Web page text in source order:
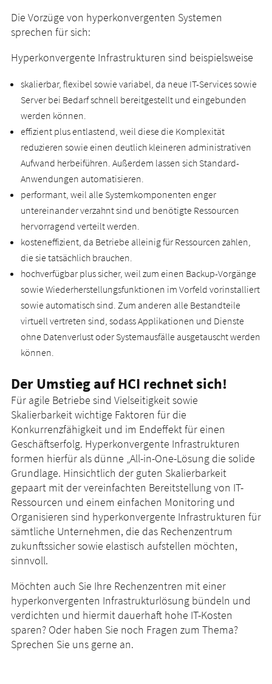
Die Vorzüge von hyperkonvergenten Systemen
sprechen für sich:
Hyperkonvergente Infrastrukturen sind beispielsweise
skalierbar, flexibel sowie variabel, da neue IT-Services sowie
Server bei Bedarf schnell bereitgestellt und eingebunden
werden können.
effizient plus entlastend, weil diese die Komplexität
reduzieren sowie einen deutlich kleineren administrativen
Aufwand herbeiführen. Außerdem lassen sich Standard-
Anwendungen automatisieren.
performant, weil alle Systemkomponenten enger
untereinander verzahnt sind und benötigte Ressourcen
hervorragend verteilt werden.
kosteneffizient, da Betriebe alleinig für Ressourcen zahlen,
die sie tatsächlich brauchen.
hochverfügbar plus sicher, weil zum einen Backup-Vorgänge
sowie Wiederherstellungsfunktionen im Vorfeld vorinstalliert
sowie automatisch sind. Zum anderen alle Bestandteile
virtuell vertreten sind, sodass Applikationen und Dienste
ohne Datenverlust oder Systemausfälle ausgetauscht werden
können.
Der Umstieg auf HCI rechnet sich!
Für agile Betriebe sind Vielseitigkeit sowie
Skalierbarkeit wichtige Faktoren für die
Konkurrenzfähigkeit und im Endeffekt für einen
Geschäftserfolg. Hyperkonvergente Infrastrukturen
formen hierfür als dünne „All-in-One-Lösung die solide
Grundlage. Hinsichtlich der guten Skalierbarkeit
gepaart mit der vereinfachten Bereitstellung von IT-
Ressourcen und einem einfachen Monitoring und
Organisieren sind hyperkonvergente Infrastrukturen für
sämtliche Unternehmen, die das Rechenzentrum
zukunftssicher sowie elastisch aufstellen möchten,
sinnvoll.
Möchten auch Sie Ihre Rechenzentren mit einer
hyperkonvergenten Infrastrukturlösung bündeln und
verdichten und hiermit dauerhaft hohe IT-Kosten
sparen? Oder haben Sie noch Fragen zum Thema?
Sprechen Sie uns gerne an.